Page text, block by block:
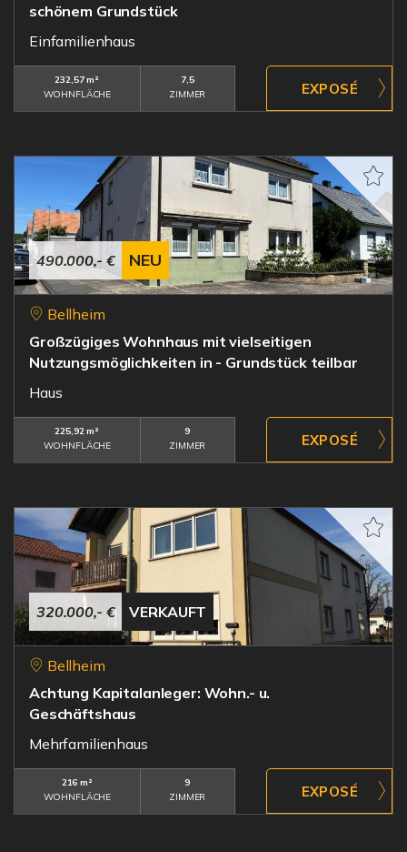
schönem Grundstück
Einfamilienhaus
232,57 m²
WOHNFLÄCHE
7,5
ZIMMER
490.000,- € NEU
Bellheim
Großzügiges Wohnhaus mit vielseitigen
Nutzungsmöglichkeiten in - Grundstück teilbar
Haus
225,92 m²
WOHNFLÄCHE
9
ZIMMER
320.000,- € VERKAUFT
Bellheim
Achtung Kapitalanleger: Wohn.- u.
Geschäftshaus
Mehrfamilienhaus
216 m²
WOHNFLÄCHE
9
ZIMMER